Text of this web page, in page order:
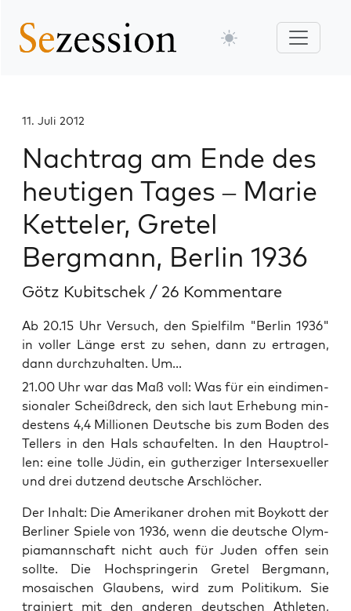
11. Juli 2012
Nachtrag am Ende des
heutigen Tages – Marie
Ketteler, Gretel
Bergmann, Berlin 1936
Götz Kubitschek / 26 Kommentare
Ab 20.15 Uhr Versuch, den Spielfilm "Berlin 1936"
in voller Länge erst zu sehen, dann zu ertragen,
dann durchzuhalten. Um...
21.00 Uhr war das Maß voll: Was für ein ein­di­men­
sio­na­ler Scheiß­dreck, den sich laut Erhe­bung min­
des­tens 4,4 Mil­lio­nen Deut­sche bis zum Boden des
Tel­lers in den Hals schau­fel­ten. In den Haupt­rol­
len: eine tol­le Jüdin, ein gut­her­zi­ger Inter­se­xu­el­ler
und drei dut­zend deut­sche Arschlöcher.
Der Inhalt: Die Ame­ri­ka­ner dro­hen mit Boy­kott der
Ber­li­ner Spie­le von 1936, wenn die deut­sche Olym­
pia­mann­schaft nicht auch für Juden offen sein
soll­te. Die Hoch­sprin­ge­rin Gre­tel Berg­mann,
mosai­schen Glau­bens, wird zum Poli­ti­kum. Sie
trai­niert mit den ande­ren deut­schen Ath­le­ten,